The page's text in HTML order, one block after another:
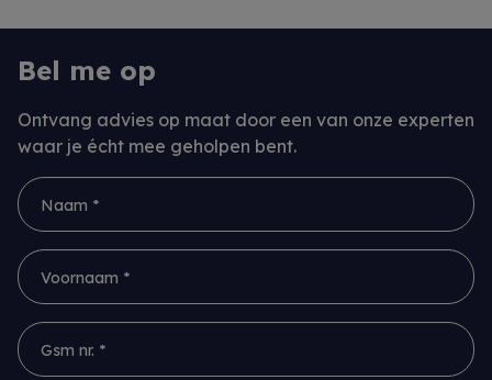
Bel me op
Ontvang advies op maat door een van onze experten
waar je écht mee geholpen bent.
Naam *
Voornaam *
Gsm nr. *